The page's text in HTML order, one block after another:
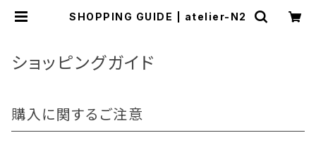
SHOPPING GUIDE | atelier-N2
ショッピングガイド
購入に関するご注意